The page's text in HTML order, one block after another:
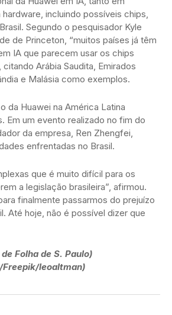
incluindo possíveis chips,
Segundo o pesquisador Kyle
de Princeton, “muitos países já têm
IA que parecem usar os chips
Arábia Saudita, Emirados
e Malásia como exemplos.
da Huawei na América Latina
Em um evento realizado no fim do
da empresa, Ren Zhengfei,
enfrentadas no Brasil.
que é muito difícil para os
a legislação brasileira”, afirmou.
finalmente passarmos do prejuízo
Até hoje, não é possível dizer que
Folha de S. Paulo)
Freepik/leoaltman)